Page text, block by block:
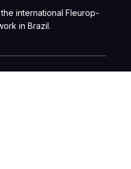
international Fleurop-
in Brazil.